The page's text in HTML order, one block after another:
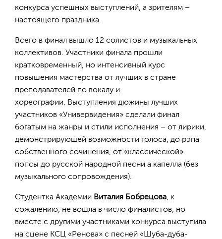
конкурса успешных выступлений, а зрителям –
настоящего праздника.
Всего в финал вышло 12 солистов и музыкальных
коллективов. Участники финала прошли
кратковременный, но интенсивный курс
повышения мастерства от лучших в стране
преподавателей по вокалу и
хореографии. Выступления дюжины лучших
участников «Универвидения» сделали финал
богатым на жанры и стили исполнения – от лирики,
демонстрирующей возможности голоса, до рэпа
собственного сочинения, от «классической»
попсы до русской народной песни а капелла (без
музыкального сопровождения).
Студентка Академии Виталия Бобрецова, к
сожалению, не вошла в число финалистов, но
вместе с другими участниками конкурса выступила
на сцене КСЦ «Ренова» с песней «Шуба-дуба-